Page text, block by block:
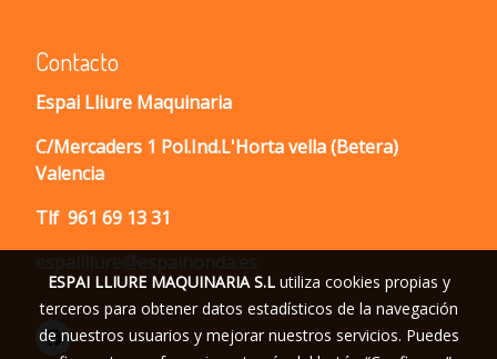
Contacto
Espai Lliure Maquinaria
C/Mercaders 1 Pol.Ind.L'Horta vella (Betera)
Valencia
Tlf 961 69 13 31
ESPAI LLIURE MAQUINARIA S.Lutiliza cookies propias y
terceros para obtener datos estadísticos de la navegación
de nuestros usuarios y mejorar nuestros servicios. Puedes